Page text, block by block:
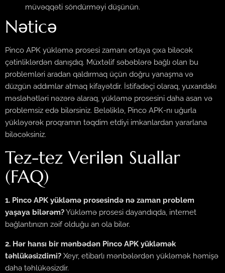
müvəqqəti söndürməyi düşünün.
Nəticə
Pinco APK yükləmə prosesi zamanı ortaya çıxa biləcək
çətinliklərdən danışdıq. Müxtəlif səbəblərə bağlı olan bu
problemləri aradan qaldırmaq üçün doğru yanaşma və
düzgün addımlar atmaq kifayətdir. İstifadəçi olaraq, yuxarıdakı
məsləhətləri nəzərə alaraq, yükləmə prosesini daha asan və
problemsiz edə bilərsiniz. Beləliklə, Pinco APK-nı uğurla
yükləyərək proqramın təqdim etdiyi imkanlardan yararlana
biləcəksiniz.
Tez-tez Verilən Suallar
(FAQ)
1. Pinco APK yükləmə prosesində nə zaman problem
yaşaya bilərəm?Yükləmə prosesi dayandıqda, internet
bağlantınızın zəif olduğu an ola bilər.
2. Hər hansı bir mənbədən Pinco APK yükləmək
təhlükəsizdimi? Xeyr, etibarlı mənbələrdən yükləmək həmişə
daha təhlükəsizdir.